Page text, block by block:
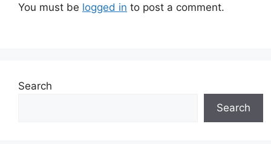
You must be logged in to post a comment.
Search
Search